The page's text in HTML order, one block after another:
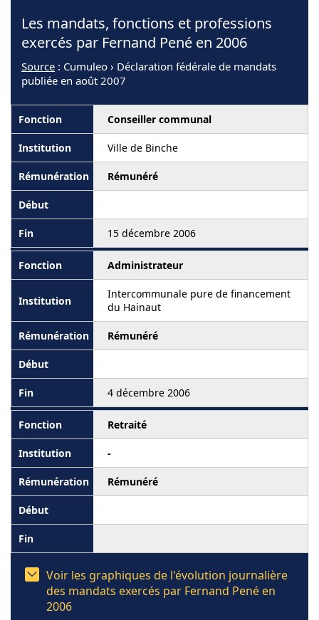
Les mandats, fonctions et professions
exercés par Fernand Pené en 2006
Source : Cumuleo › Déclaration fédérale de mandats
publiée en août 2007
Conseiller communal
Ville de Binche
Rémunéré
15 décembre 2006
Administrateur
Intercommunale pure de financement
du Hainaut
Rémunéré
4 décembre 2006
Retraité
-
Rémunéré
Voir les graphiques de l'évolution journalière
des mandats exercés par Fernand Pené en
2006